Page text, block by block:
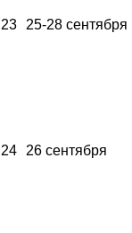
23 25-28 сентября
24 26 сентября